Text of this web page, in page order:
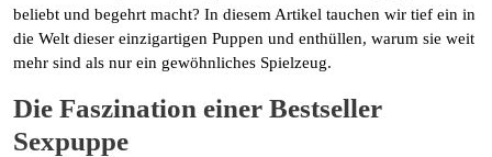
beliebt und begehrt macht? In diesem Artikel tauchen wir tief ein in
die Welt dieser einzigartigen Puppen und enthüllen, warum sie weit
mehr sind als nur ein gewöhnliches Spielzeug.
Die Faszination einer Bestseller
Sexpuppe